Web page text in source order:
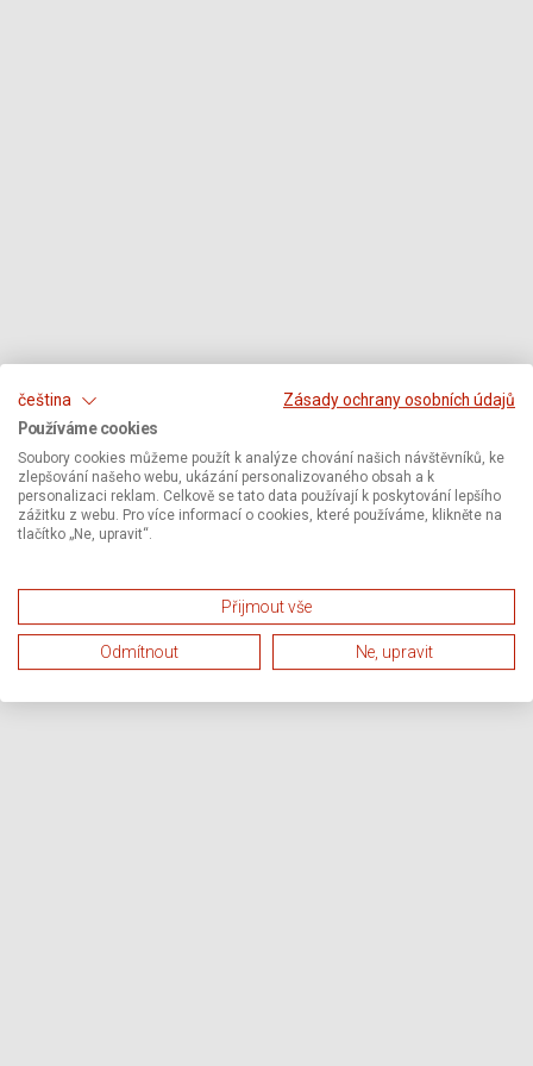
čeština
Zásady ochrany osobních údajů
Používáme cookies
Soubory cookies můžeme použít k analýze chování našich návštěvníků, ke
zlepšování našeho webu, ukázání personalizovaného obsah a k
personalizaci reklam. Celkově se tato data používají k poskytování lepšího
zážitku z webu. Pro více informací o cookies, které používáme, klikněte na
tlačítko „Ne, upravit“.
Přijmout vše
Odmítnout Ne, upravit